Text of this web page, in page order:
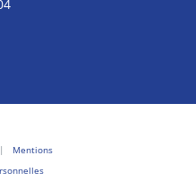
| Mentions